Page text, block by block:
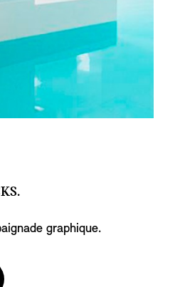
graphique.